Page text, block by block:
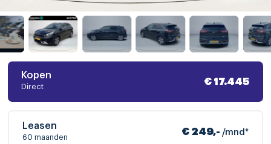
Leasen
60 maanden
€ 249,- /mnd*
Kopen
Direct
€ 17.445